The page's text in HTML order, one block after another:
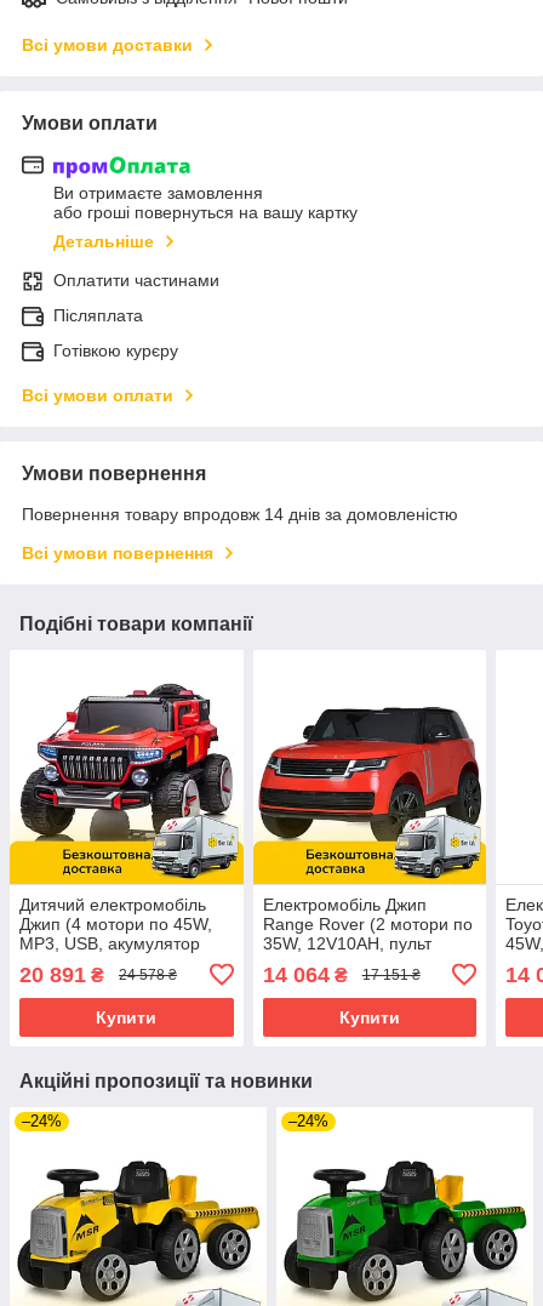
Всі умови доставки
Умови оплати
Ви отримаєте замовлення
або гроші повернуться на вашу картку
Детальніше
Оплатити частинами
Післяплата
Готівкою курєру
Всі умови оплати
Умови повернення
Повернення товару впродовж 14 днів за домовленістю
Всі умови повернення
Подібні товари компанії
Дитячий електромобіль
Джип (4 мотори по 45W,
MP3, USB, акумулятор
Bambi M 5075EBLR-3
Червоний
20 891 ₴ 24 578 ₴
Купити
Електромобіль Джип
Range Rover (2 мотори по
35W, 12V10AH, пульт
двомісний) KDRE998
Червоний
14 064₴ 17 151 ₴
Купити
14
Акційні пропозиції та новинки
–24% –24%